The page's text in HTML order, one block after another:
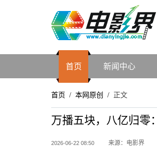
首页 新闻中心
首页 / 本网原创 / 正文
万播五块，八亿归零
2026-06-22 08:50 来源：电影界